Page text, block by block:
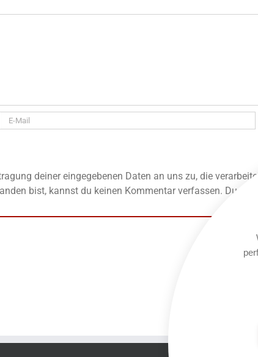
deiner eingegebenen Daten an uns zu, die
bist, kannst du keinen Kommentar verfassen. Du